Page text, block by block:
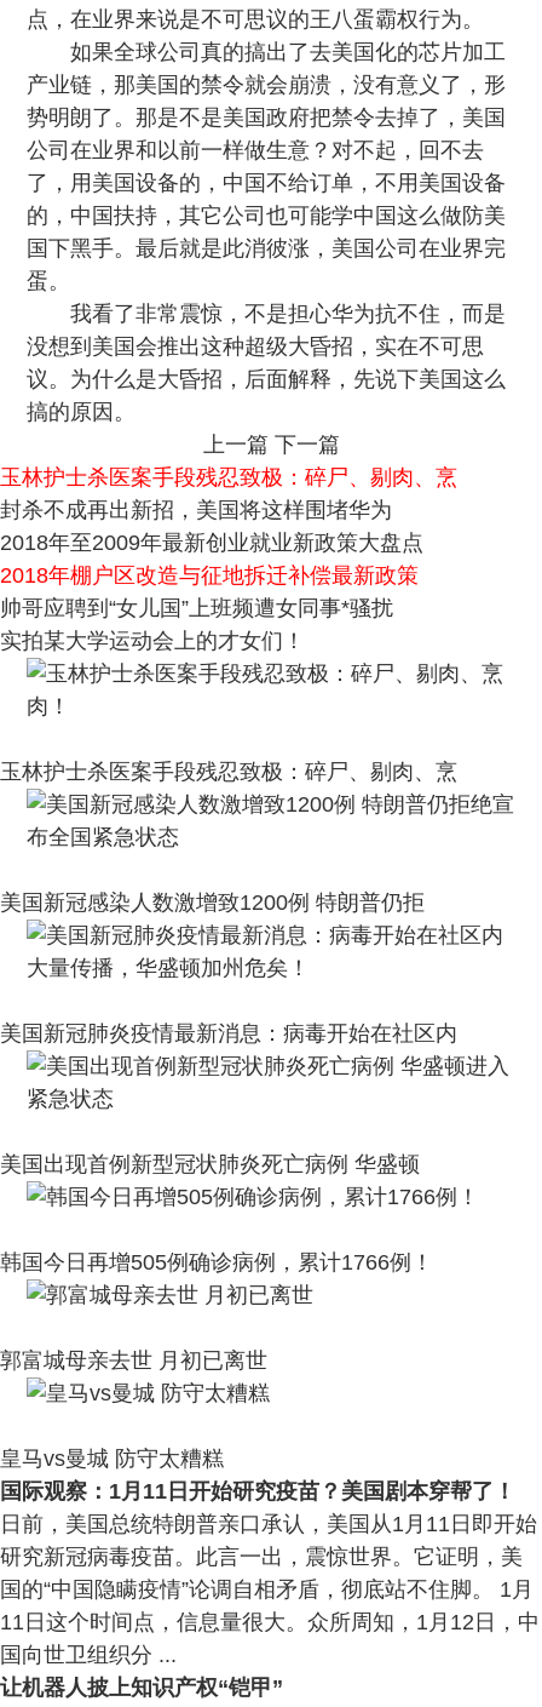
点，在业界来说是不可思议的王八蛋霸权行为。
如果全球公司真的搞出了去美国化的芯片加工
产业链，那美国的禁令就会崩溃，没有意义了，形
势明朗了。那是不是美国政府把禁令去掉了，美国
公司在业界和以前一样做生意？对不起，回不去
了，用美国设备的，中国不给订单，不用美国设备
的，中国扶持，其它公司也可能学中国这么做防美
国下黑手。最后就是此消彼涨，美国公司在业界完
蛋。
我看了非常震惊，不是担心华为抗不住，而是
没想到美国会推出这种超级大昏招，实在不可思
议。为什么是大昏招，后面解释，先说下美国这么
搞的原因。
上一篇 下一篇
玉林护士杀医案手段残忍致极：碎尸、剔肉、烹
封杀不成再出新招，美国将这样围堵华为
2018年至2009年最新创业就业新政策大盘点
2018年棚户区改造与征地拆迁补偿最新政策
帅哥应聘到“女儿国”上班频遭女同事*骚扰
实拍某大学运动会上的才女们！
玉林护士杀医案手段残忍致极：碎尸、剔肉、烹
美国新冠感染人数激增致1200例 特朗普仍拒
美国新冠肺炎疫情最新消息：病毒开始在社区内
美国出现首例新型冠状肺炎死亡病例 华盛顿
韩国今日再增505例确诊病例，累计1766例！
郭富城母亲去世 月初已离世
皇马vs曼城 防守太糟糕
国际观察：1月11日开始研究疫苗？美国剧本穿帮了！
日前，美国总统特朗普亲口承认，美国从1月11日即开始
研究新冠病毒疫苗。此言一出，震惊世界。它证明，美
国的“中国隐瞒疫情”论调自相矛盾，彻底站不住脚。 1月
11日这个时间点，信息量很大。众所周知，1月12日，中
国向世卫组织分 ...
让机器人披上知识产权“铠甲”